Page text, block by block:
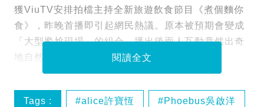
獲ViuTV安排拍檔主持全新旅遊飲食節目《煮個麵你
食》，昨晚首播即引起網民熱議。原本被預期會變成
「大型尷尬現場」的組合，播出後兩人互動竟然出奇
地自然成熟，甚至被讚默契十足。
閱讀全文
Tags : alice許寶恆 Phoebus吳啟洋